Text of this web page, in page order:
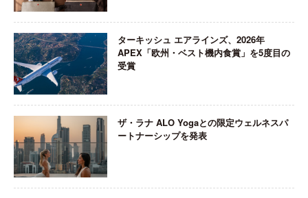
ターキッシュ エアラインズ、2026年
APEX「欧州・ベスト機内食賞」を5度目の
受賞
ザ・ラナ ALO Yogaとの限定ウェルネスパ
ートナーシップを発表